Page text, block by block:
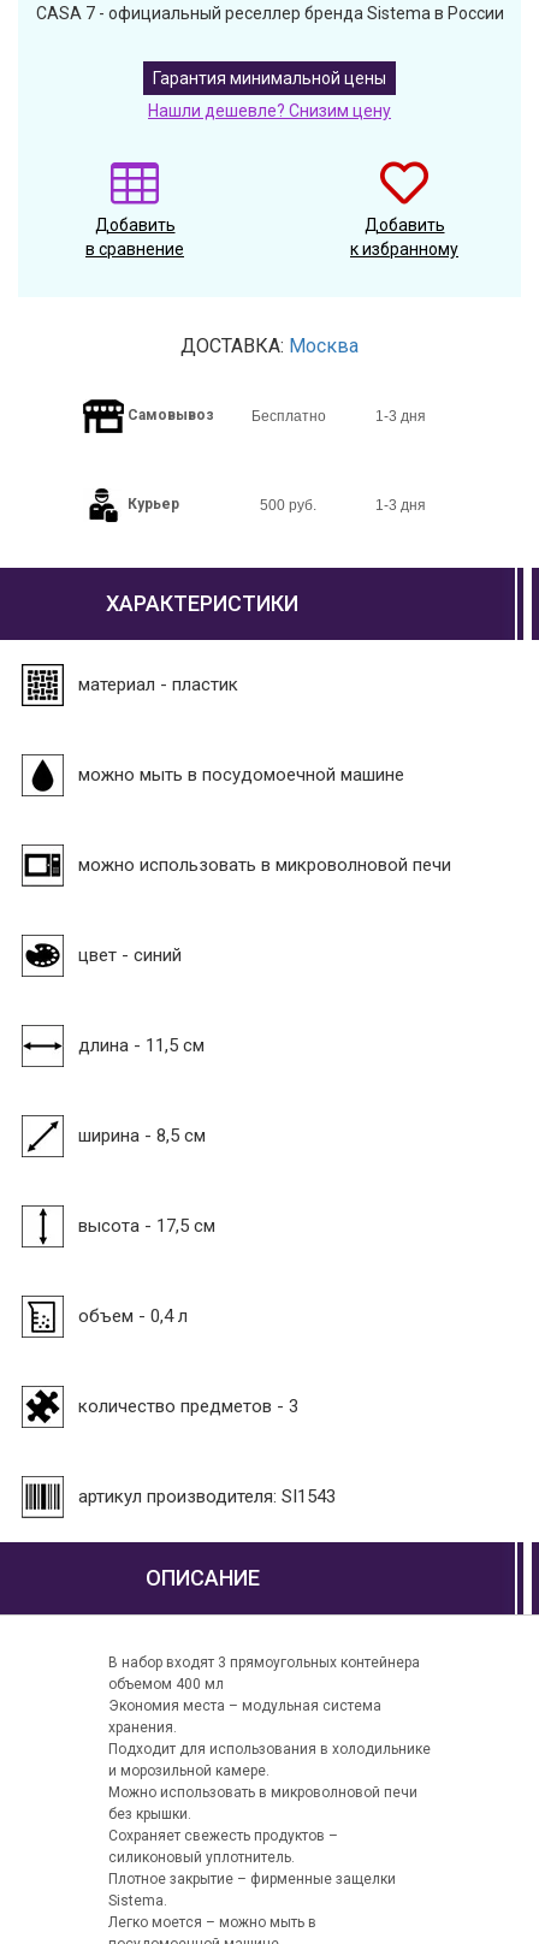
CASA 7 - официальный реселлер бренда Sistema в России
Гарантия минимальной цены
Нашли дешевле? Снизим цену
Добавить
в сравнение
Добавить
к избранному
ДОСТАВКА: Москва
Самовывоз Бесплатно 1-3 дня
Курьер 500 руб. 1-3 дня
ХАРАКТЕРИСТИКИ
материал - пластик
можно мыть в посудомоечной машине
можно использовать в микроволновой печи
цвет - синий
длина - 11,5 см
ширина - 8,5 см
высота - 17,5 см
объем - 0,4 л
количество предметов - 3
артикул производителя: SI1543
ОПИСАНИЕ
В набор входят 3 прямоугольных контейнера
объемом 400 мл
Экономия места – модульная система
хранения.
Подходит для использования в холодильнике
и морозильной камере.
Можно использовать в микроволновой печи
без крышки.
Сохраняет свежесть продуктов –
силиконовый уплотнитель.
Плотное закрытие – фирменные защелки
Sistema.
Легко моется – можно мыть в